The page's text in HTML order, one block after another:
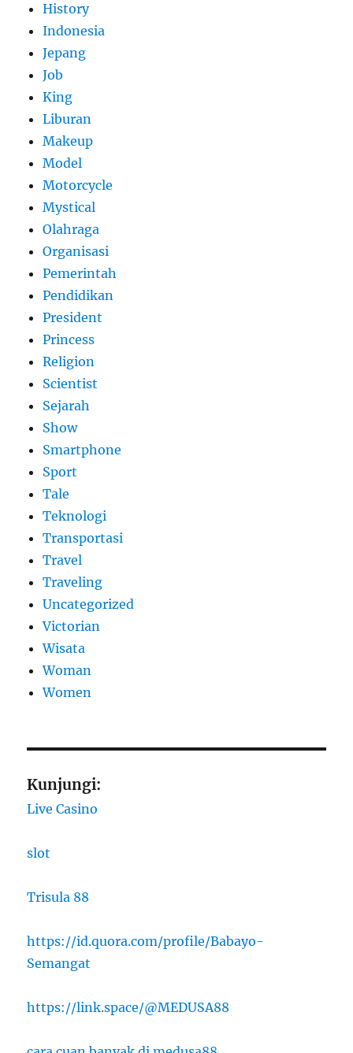
History
Indonesia
Jepang
Job
King
Liburan
Makeup
Model
Motorcycle
Mystical
Olahraga
Organisasi
Pemerintah
Pendidikan
President
Princess
Religion
Scientist
Sejarah
Show
Smartphone
Sport
Tale
Teknologi
Transportasi
Travel
Traveling
Uncategorized
Victorian
Wisata
Woman
Women
Kunjungi:
Live Casino
slot
Trisula 88
https://id.quora.com/profile/Babayo-
Semangat
https://link.space/@MEDUSA88